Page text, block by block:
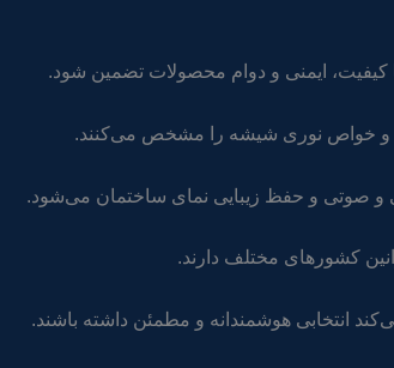
کیفیت، ایمنی و دوام محصولات تضمین شود.
و خواص نوری شیشه را مشخص می‌کنند.
و صوتی و حفظ زیبایی نمای ساختمان می‌شود.
کشورهای مختلف دارند.
انتخابی هوشمندانه و مطمئن داشته باشند.